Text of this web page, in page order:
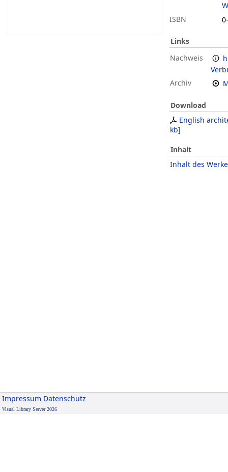
ISBN
Links
Nachweis
Archiv
Download
English
kb]
Inhalt
Inhalt des
Impressum Datenschutz
Visual Library Server 2026